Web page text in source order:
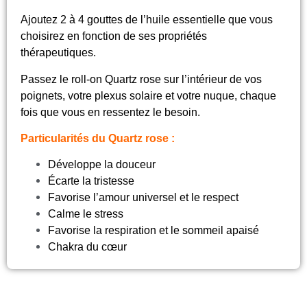
Ajoutez 2 à 4 gouttes de l’huile essentielle que vous
choisirez en fonction de ses propriétés
thérapeutiques.
Passez le roll-on Quartz rose sur l’intérieur de vos
poignets, votre plexus solaire et votre nuque, chaque
fois que vous en ressentez le besoin.
Particularités du Quartz rose :
Développe la douceur
Écarte la tristesse
Favorise l’amour universel et le respect
Calme le stress
Favorise la respiration et le sommeil apaisé
Chakra du cœur